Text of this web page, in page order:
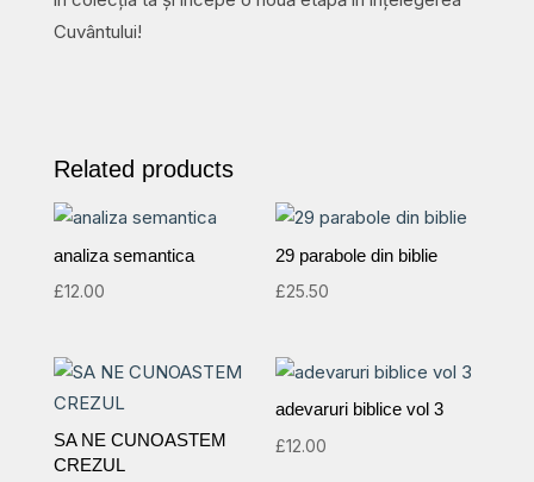
Cuvântului!
Related products
analiza semantica
£12.00
29 parabole din biblie
£25.50
SA NE CUNOASTEM
CREZUL
adevaruri biblice vol 3
£12.00